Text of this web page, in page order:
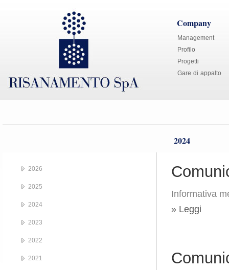
Company
Management
Profilo
Progetti
Gare di appalto
2024
Informativa
» Leggi
2026
2025
2024
2023
2022
2021